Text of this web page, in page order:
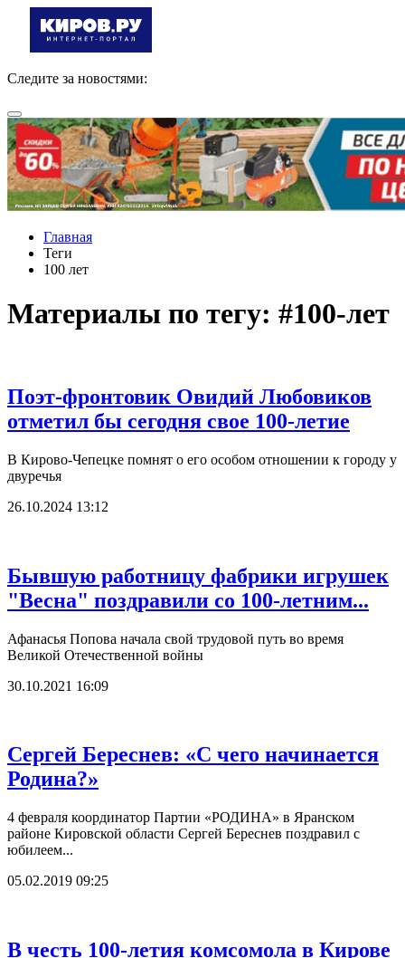
Следите за новостями:
Главная
Теги
100 лет
Материалы по тегу: #100-лет
Поэт-фронтовик Овидий Любовиков
отметил бы сегодня свое 100-летие
В Кирово-Чепецке помнят о его особом отношении к городу у
двуречья
26.10.2024 13:12
Бывшую работницу фабрики игрушек
"Весна" поздравили со 100-летним...
Афанасья Попова начала свой трудовой путь во время
Великой Отечественной войны
30.10.2021 16:09
Сергей Береснев: «С чего начинается
Родина?»
4 февраля координатор Партии «РОДИНА» в Яранском
районе Кировской области Сергей Береснев поздравил с
юбилеем...
05.02.2019 09:25
В честь 100-летия комсомола в Кирове